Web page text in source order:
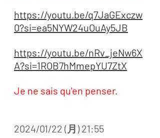
https://youtu.be/q7JaGExczw
0?si=ea5NYW24uOuAy5JB
https://youtu.be/nRv_jeNw6X
A?si=1ROB7hMmepYU7ZtX
Je ne sais qu'en penser.
2024/01/22 (月) 21:55